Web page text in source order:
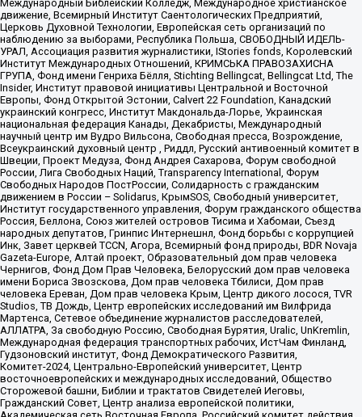
Международный Библейский Колледж, Международное христианское
движение, Всемирный Институт Саентологических Предприятий,
Церковь Духовной Технологии, Европейская сеть организаций по
наблюдению за выборами, Республика Польша, СВОБОДНЫЙ ИДЕЛЬ-
УРАЛ, Ассоциация развития журналистики, IStories fonds, Королевский
Институт Международных Отношений, КРИМСЬКА ПРАВОЗАХИСНА
ГРУПА, Фонд имени Генриха Бёлля, Stichting Bellingcat, Bellingcat Ltd, The
Insider, Институт правовой инициативы Центральной и Восточной
Европы, Фонд Открытой Эстонии, Calvert 22 Foundation, Канадский
украинский конгресс, Институт Макдональда-Лорье, Украинская
национальная федерация Канады, Декабристы, Международный
научный центр им Вудро Вильсона, Свободная пресса, Возрождение,
Всеукраинский духовный центр , Риддл, Русский антивоенный комитет в
Швеции, Проект Медуза, Фонд Андрея Сахарова, Форум свободной
России, Лига Свободных Наций, Transparеncy International, Форум
Свободных Народов ПостРоссии, Солидарность с гражданским
движением в России – Solidarus, КрымSOS, Свободный университет,
Институт государственного управления, Форум гражданского общества
Россия, Беллона, Союз жителей островов Тисима и Хабомаи, Съезд
народных депутатов, Гринпис Интернешнл, Фонд борьбы с коррупцией
Инк, Завет церквей TCCN, Агора, Всемирный фонд природы, BDR Novaja
Gazeta-Europe, Алтай проект, Образовательный дом прав человека
Чернигов, Фонд Дом Прав Человека, Белорусский дом прав человека
имени Бориса Звозскова, Дом прав человека Тбилиси, Дом прав
человека Ереван, Дом прав человека Крым, Центр дикого лосося, TVR
Studios, ТВ Дождь, Центр европейских исследований им Вилфрида
Мартенса, Сетевое объединение журналистов расследователей,
АЛЛАТРА, За свободную Россию, Свободная Бурятия, Uralic, UnKremlin,
Международная федерация транспортных рабочих, ИстЧам Финланд,
Гудзоновский институт, Фонд Демократического Развития,
Комитет-2024, Центрально-Европейский университет, Центр
восточноевропейских и международных исследований, Общество
Сторожевой башни, Библии и трактатов Свидетелей Иеговы,
Гражданский Совет, Центр анализа европейской политики,